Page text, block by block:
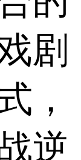
剧
，
逆